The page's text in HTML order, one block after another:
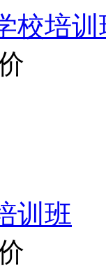
校培训
训班